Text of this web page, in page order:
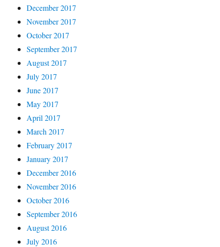
December 2017
November 2017
October 2017
September 2017
August 2017
July 2017
June 2017
May 2017
April 2017
March 2017
February 2017
January 2017
December 2016
November 2016
October 2016
September 2016
August 2016
July 2016